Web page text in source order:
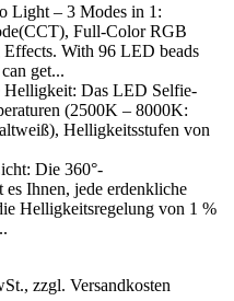
Light – 3 Modes in 1:
Full-Color RGB
With 96 LED beads
get...
Helligkeit: Das LED Selfie-
(2500K – 8000K:
Helligkeitsstufen von
Die 360°-
Ihnen, jede erdenkliche
Helligkeitsregelung von 1 %
zzgl. Versandkosten